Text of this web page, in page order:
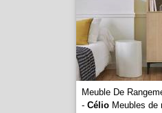
Meuble De
- CélioMeubles de